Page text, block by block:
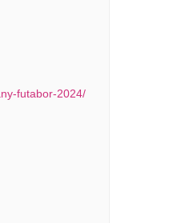
futabor-2024/